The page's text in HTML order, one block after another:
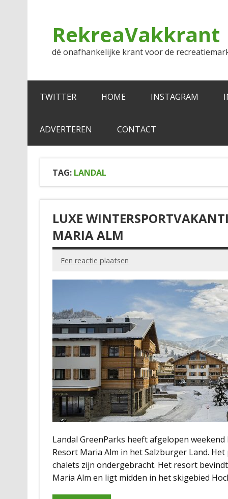
RekreaVakkrant
dé onafhankelijke krant voor de
TWITTER HOME INSTAGRAM
ADVERTEREN CONTACT
TAG: LANDAL
LUXE
MARIA ALM
Een reactie plaatsen
Landal GreenParks heeft afgelopen
Resort Maria Alm in het Salzburger Land.
chalets zijn ondergebracht. Het resort
Maria Alm en ligt midden in het skigebied